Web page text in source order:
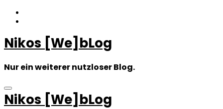
Zum
Inhalt
Nikos [We]bLog
Nur ein weiterer nutzloser Blog.
Nikos [We]bLog